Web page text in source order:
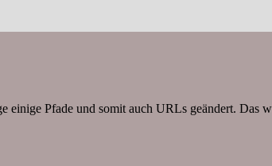
Pfade und somit auch URLs geändert. Das